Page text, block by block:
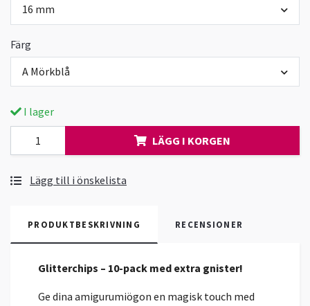
16 mm
Färg
A Mörkblå
I lager
LÄGG I KORGEN
Lägg till i önskelista
PRODUKTBESKRIVNING RECENSIONER
Glitterchips – 10-pack med extra gnister!
Ge dina amigurumiögon en magisk touch med